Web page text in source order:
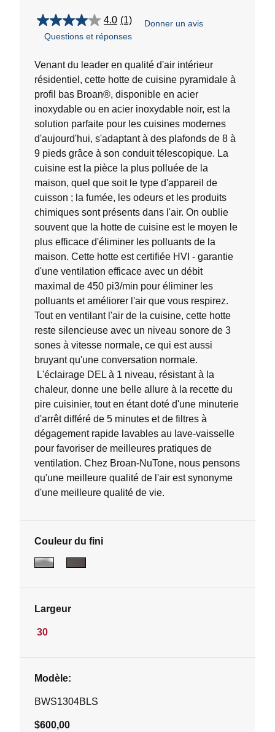
4.0 (1)
4.0
étoile(s)
5.
évaluation
Donner un avis
Questions et réponses
Venant du leader en qualité d'air intérieur
résidentiel, cette hotte de cuisine pyramidale à
profil bas Broan®, disponible en acier
inoxydable ou en acier inoxydable noir, est la
solution parfaite pour les cuisines modernes
d'aujourd'hui, s'adaptant à des plafonds de 8 à
9 pieds grâce à son conduit télescopique. La
cuisine est la pièce la plus polluée de la
maison, quel que soit le type d'appareil de
cuisson ; la fumée, les odeurs et les produits
chimiques sont présents dans l'air. On oublie
souvent que la hotte de cuisine est le moyen le
plus efficace d'éliminer les polluants de la
maison. Cette hotte est certifiée HVI - garantie
d'une ventilation efficace avec un débit
maximal de 450 pi3/min pour éliminer les
polluants et améliorer l'air que vous respirez.
Tout en ventilant l'air de la cuisine, cette hotte
reste silencieuse avec un niveau sonore de 3
sones à vitesse normale, ce qui est aussi
bruyant qu'une conversation normale.
L'éclairage DEL à 1 niveau, résistant à la
chaleur, donne une belle allure à la recette du
pire cuisinier, tout en étant doté d'une minuterie
d'arrêt différé de 5 minutes et de filtres à
dégagement rapide lavables au lave-vaisselle
pour favoriser de meilleures pratiques de
ventilation. Chez Broan-NuTone, nous pensons
qu'une meilleure qualité de l'air est synonyme
d'une meilleure qualité de vie.
Couleur du fini
Largeur
30
Modèle:
BWS1304BLS
$600,00